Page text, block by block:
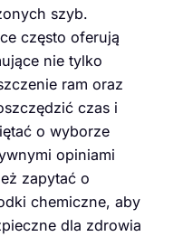
szyb.
często oferują
nie tylko
ram oraz
czas i
o wyborze
opiniami
zapytać o
chemiczne, aby
dla zdrowia